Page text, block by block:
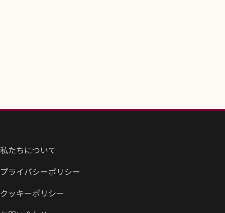
私たちについて
プライバシーポリシー
クッキーポリシー